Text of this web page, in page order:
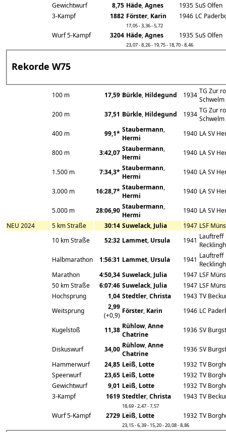
Gewichtwurf
8,75 Häde,Agnes 1935 SuS Olfen
3-Kampf
1882 Förster, Karin 1946 LC
17,05 - 3,36 - 5,72
Wurf 5-Kampf 3204 Häde,Agnes 1935 SuS Olfen
23,07 - 8,26 - 19,75 - 18,70 - 8,46
Rekorde W75
100 m 17,59 Bürkle, Hildegund 1934 TG Zur
Schwelm
200 m
37,51 Bürkle, Hildegund 1934 TG Zur
Schwelm
400 m
99,1* Staubermann,
Hermi
1940 LA SV
800 m 3:42,07 Staubermann,
Hermi
1940 LA SV
1.500 m 7:34,3* Staubermann,
Hermi
1940 LA SV
3.000 m 16:28,7* Staubermann,
Hermi
1940 LA SV
5.000 m 28:06,90 Staubermann,
Hermi
1940 LA SV
NEU 2024
5 km Straße 30:14 Suwelack, Julia 1947 LSF
10 km Straße
52:32 Lammet, Ursula 1941 Lauftreff
Halbmarathon
1:56:31 Lammet, Ursula 1941 Lauftreff
Marathon
4:50,34 Suwelack, Julia 1947 LSF
50 km Straße
6:07:46 Suwelack, Julia 1947 LSF
Hochsprung
1,04 Stedtler,Christa 1943 TV
Weitsprung
2,99
(+0,9)
Förster, Karin 1946 LC
Kugelstoß 11,38 Rühlow,Anne
Chatrine
1936 SV
Diskuswurf 34,00 Rühlow,Anne
Chatrine
1936 SV
Hammerwurf
24,85 Leiß, Lotte 1932 TV
Speerwurf
23,65 Leiß, Lotte 1932 TV
Gewichtwurf
9,01 Leiß, Lotte 1932 TV
3-Kampf
1619 Stedtler,Christa 1943 TV
18,69 - 2,47 - 7,57
Wurf 5-Kampf 2729 Leiß, Lotte 1932 TV
23,15 - 6,39 - 15,20 - 20,08 - 8,86